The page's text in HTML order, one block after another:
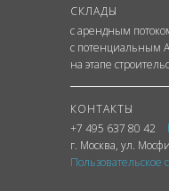
СКЛАДЫ
с арендным
с потенциальным
на этапе
КОНТАКТЫ
+7 495 637 80 42
г. Москва, ул.
Пользовательское